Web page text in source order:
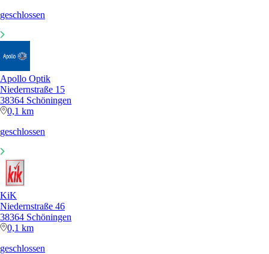
geschlossen
Apollo Optik
Niedernstraße 15
38364 Schöningen
0,1 km
geschlossen
KiK
Niedernstraße 46
38364 Schöningen
0,1 km
geschlossen